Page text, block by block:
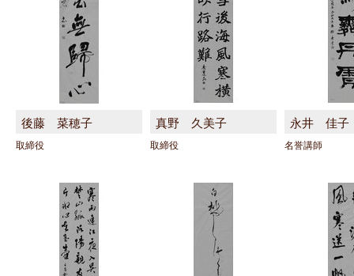
後藤 菜穂子
取締役
真野 久美子
取締役
永井 佳子
名誉講師